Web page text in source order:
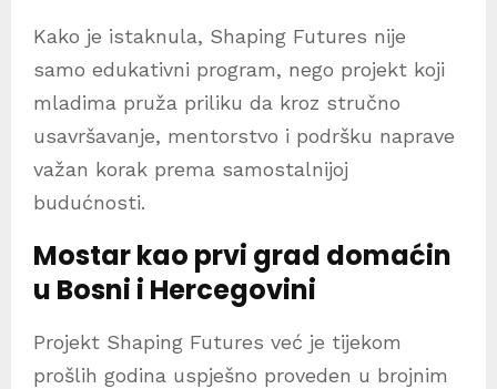
Kako je istaknula, Shaping Futures nije
samo edukativni program, nego projekt koji
mladima pruža priliku da kroz stručno
usavršavanje, mentorstvo i podršku naprave
važan korak prema samostalnijoj
budućnosti.
Mostar kao prvi grad domaćin
u Bosni i Hercegovini
Projekt Shaping Futures već je tijekom
prošlih godina uspješno proveden u brojnim